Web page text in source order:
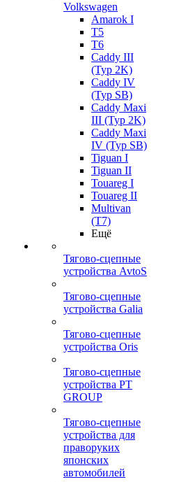
Volkswagen
Amarok I
T5
T6
Caddy III
(Typ 2K)
Caddy IV
(Typ SB)
Caddy Maxi
III (Typ 2K)
Caddy Maxi
IV (Typ SB)
Tiguan I
Tiguan II
Touareg I
Touareg II
Multivan
(T7)
Ещё
Тягово-сцепные
устройства AvtoS
Тягово-сцепные
устройства Galia
Тягово-сцепные
устройства Oris
Тягово-сцепные
устройства PT
GROUP
Тягово-сцепные
устройства для
праворуких
японских
автомобилей